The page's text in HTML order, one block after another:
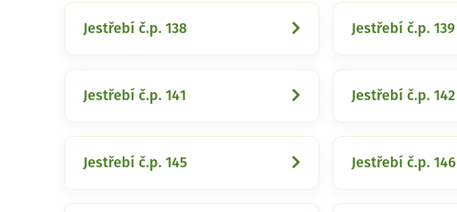
Jestřebí č.p. 138 Jestřebí č.p. 139
Jestřebí č.p. 141 Jestřebí č.p. 142
Jestřebí č.p. 145 Jestřebí č.p. 146